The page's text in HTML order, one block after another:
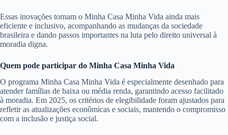
Essas inovações tornam o Minha Casa Minha Vida ainda mais
eficiente e inclusivo, acompanhando as mudanças da sociedade
brasileira e dando passos importantes na luta pelo direito universal à
moradia digna.
Quem pode participar do Minha Casa Minha Vida
O programa Minha Casa Minha Vida é especialmente desenhado para
atender famílias de baixa ou média renda, garantindo acesso facilitado
à moradia. Em 2025, os critérios de elegibilidade foram ajustados para
refletir as atualizações econômicas e sociais, mantendo o compromisso
com a inclusão e justiça social.